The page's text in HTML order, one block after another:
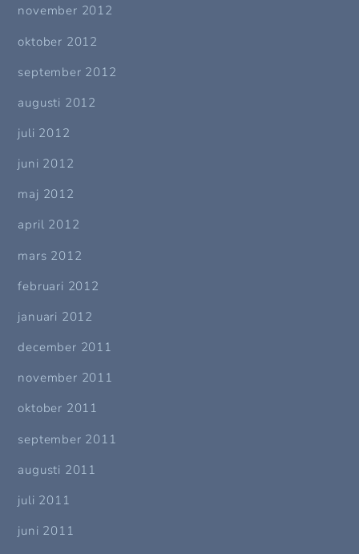
november 2012
oktober 2012
september 2012
augusti 2012
juli 2012
juni 2012
maj 2012
april 2012
mars 2012
februari 2012
januari 2012
december 2011
november 2011
oktober 2011
september 2011
augusti 2011
juli 2011
juni 2011